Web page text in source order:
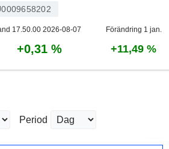
17.50.00 2026-08-07 Förändring 1 jan.
+0,31 % +11,49 %
Period